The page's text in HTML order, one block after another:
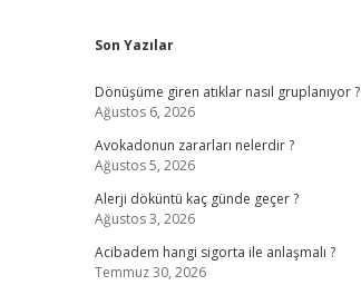
Sidebar
Son Yazılar
Dönüşüme giren atıklar nasıl gruplanıyor ?
Ağustos 6, 2026
Avokadonun zararları nelerdir ?
Ağustos 5, 2026
Alerji döküntü kaç günde geçer ?
Ağustos 3, 2026
Acibadem hangi sigorta ile anlaşmalı ?
Temmuz 30, 2026